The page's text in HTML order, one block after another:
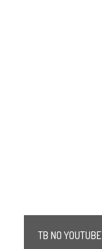
TB NO YOUTUBE